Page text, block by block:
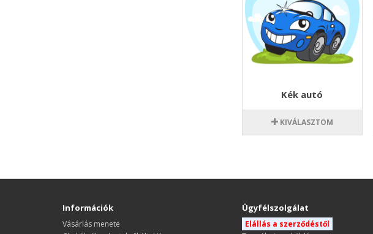
Kék autó
KIVÁLASZTOM
Információk
Vásárlás menete
Ügyfélszolgálat
Elállás a szerződéstől